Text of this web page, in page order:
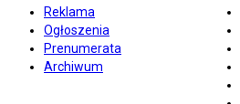
Reklama
Ogłoszenia
Prenumerata
Archiwum